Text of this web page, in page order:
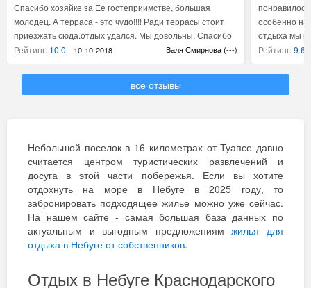
Спасибо хозяйке за Ее гостеприимстве, большая
молодец. А терраса - это чудо!!!! Ради террасы стоит
приезжать сюда.отдых удался. Мы довольны. Спасибо
хозяйке. Ждите нас в 2019 году.
Рейтинг: 10.0 10-10-2018 Валя Смирнова (---)
особенно
отдыха мы
руб за
Рейтинг:9.6
все отзывы
на рынок и заглянули в эту пивную. Очень вкусное
темное пиво, хотя я больше светлое пиво
предпочитаю, а попробовав здесь сразу вспомнилось
темное пиво в Праге. Меню обширное, цены кусаются
конечно, смотрите цены за 100г, но официанты
предупреждают об этом. Попробовали креветки
жареные в соево-чесночном соусе просто обалденные
порция 300г подучились на 750р, а пиво совсем
наливают только светлое пиво, темное почему нет. В
Рейтинг:10.0 21-07-2019 Олала (Чехов)
отражает в
Однако
наши
поесть
особого
Рейтинг:
все отзывы
Небольшой поселок в 16 километрах от Туапсе давно
считается центром туристических развлечений и
досуга в этой части побережья. Если вы хотите
отдохнуть на море в Небуге в 2025 году, то
забронировать подходящее жилье можно уже сейчас.
На нашем сайте - самая большая база данных по
актуальным и выгодным предложениямжилья для
отдыха в Небуге от собственников.
Отдых в Небуге Краснодарского